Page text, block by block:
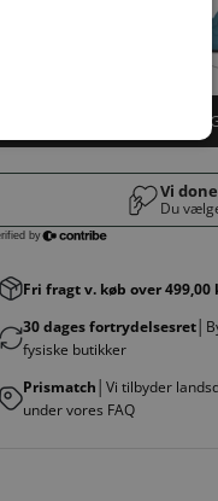
Fri fragt v. køb over 499,00
30 dages fortrydelsesret
fysiske butikker
Prismatch │Vi tilbyder
under vores FAQ